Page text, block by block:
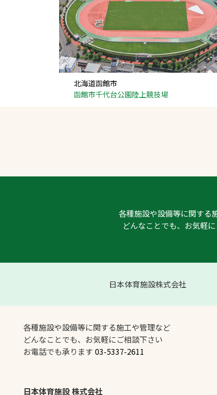
北海道函館市
函館市千代台公園陸上競技場
各種施設や設備等に関する
どんなことでも、お気軽
日本体育施設株式会社
各種施設や設備等に関する施工や管理など
どんなことでも、お気軽にご相談下さい
お電話でも承ります 03-5337-2611
日本体育施設 株式会社